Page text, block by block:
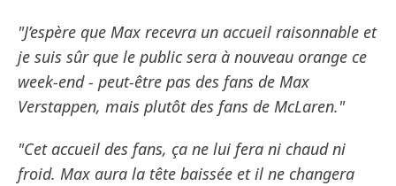
"J’espère que Max recevra un accueil raisonnable et
je suis sûr que le public sera à nouveau orange ce
week-end - peut-être pas des fans de Max
Verstappen, mais plutôt des fans de McLaren."
"Cet accueil des fans, ça ne lui fera ni chaud ni
froid. Max aura la tête baissée et il ne changera